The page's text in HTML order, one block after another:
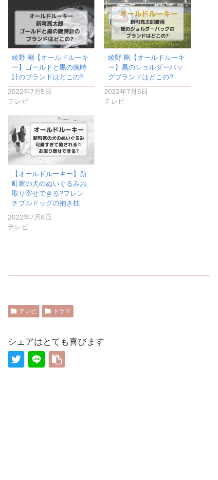
綾野 剛【オールドルーキ
ー】ゴールドと黒の腕時
計のブランドはどこの?
2022年7月5日
テレビ
綾野 剛【オールドルーキ
ー】黒のショルダーバッ
グブランドはどこの?
2022年7月5日
テレビ
【オールドルーキー】新
町家の犬のぬいぐるみお
取り寄せできる?フレン
チブルドッグの抱き枕
2022年7月6日
テレビ
テレビ ドラマ
シェアはとても喜びます